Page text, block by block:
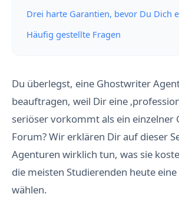
Drei harte Garantien, bevor Du Dich
Häufig gestellte Fragen
Du überlegst, eine Ghostwriter
beauftragen, weil Dir eine
seriöser vorkommt als ein einzelner
Forum? Wir erklären Dir auf dieser
Agenturen wirklich tun, was sie
die meisten Studierenden heute
wählen.